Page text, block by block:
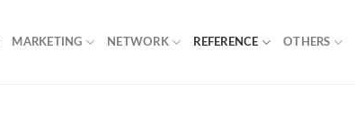
MARKETING NETWORK REFERENCE OTHERS